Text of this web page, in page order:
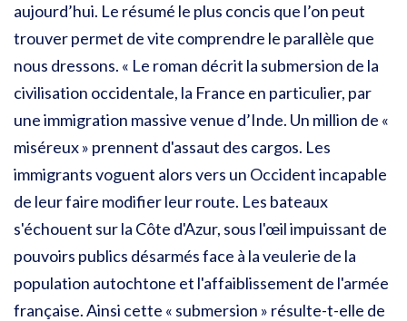
aujourd’hui. Le résumé le plus concis que l’on peut
trouver permet de vite comprendre le parallèle que
nous dressons. « Le roman décrit la submersion de la
civilisation occidentale, la France en particulier, par
une immigration massive venue d’Inde. Un million de «
miséreux » prennent d'assaut des cargos. Les
immigrants voguent alors vers un Occident incapable
de leur faire modifier leur route. Les bateaux
s'échouent sur la Côte d'Azur, sous l'œil impuissant de
pouvoirs publics désarmés face à la veulerie de la
population autochtone et l'affaiblissement de l'armée
française. Ainsi cette « submersion » résulte-t-elle de